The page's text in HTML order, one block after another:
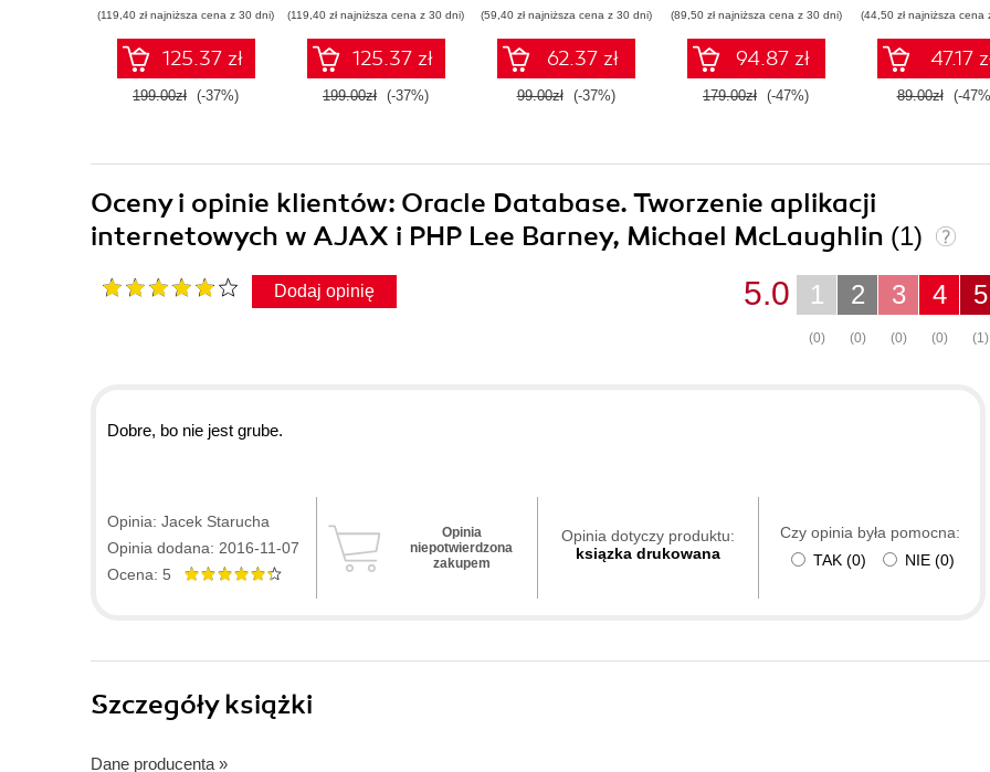
(119,40 zł najniższa cena z 30 dni)
125.37 zł
199.00zł (-37%)
(119,40 zł najniższa cena z 30 dni)
125.37 zł
199.00zł (-37%)
(59,40 zł najniższa cena z 30 dni)
62.37 zł
99.00zł (-37%)
(89,50 zł najniższa cena z 30 dni)
94.87 zł
179.00zł (-47%)
(44,50 zł najniższa cena
47.17
89.00zł (-
Oceny i opinie klientów: Oracle Database. Tworzenie aplikacji
internetowych w AJAX i PHP Lee Barney, Michael McLaughlin (1)
Dodaj opinię 5
(1)
4
(0)
3
(0)
2
(0)
1
(0)
5.0
Dobre, bo nie jest grube.
Opinia: Jacek Starucha
Opinia dodana: 2016-11-07
Ocena: 5
Opinia
niepotwierdzona
zakupem
Opinia dotyczy produktu:
ksiązka drukowana
Czy opinia była pomocna:
TAK (0) NIE (0)
Szczegółyksiążki
Dane producenta »